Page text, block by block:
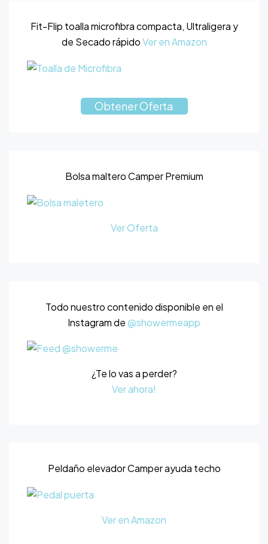
Fit-Flip toalla microfibra compacta, Ultraligera y
de Secado rápidoVer en Amazon
Obtener Oferta
Bolsa maltero Camper Premium
Ver Oferta
Todo nuestro contenido disponible en el
Instagram de@showermeapp
¿Te lo vas a perder?
Ver ahora!
Peldaño elevador Camper ayuda techo
Ver en Amazon